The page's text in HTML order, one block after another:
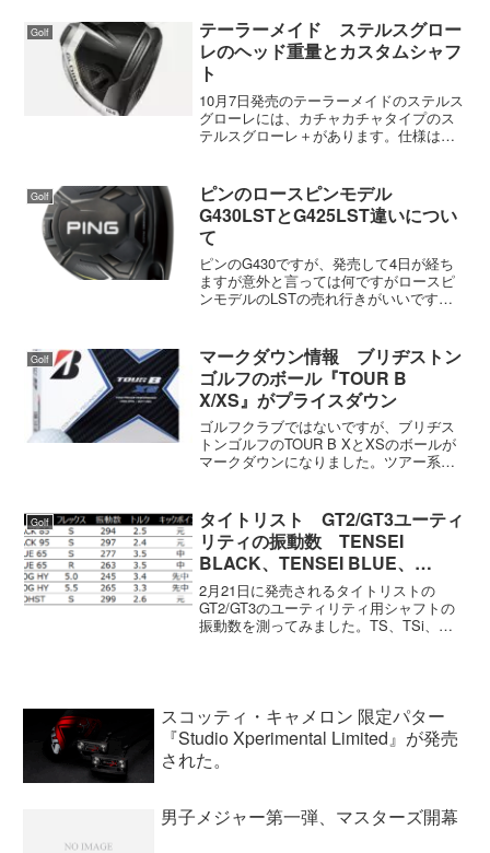
圧倒的に高いです。それでも、女性ゴル
ファーは確実に増えているの...
Golf
テーラーメイド ステルスグロー
レのヘッド重量とカスタムシャフ
ト
10月7日発売のテーラーメイドのステルス
グローレには、カチャカチャタイプのス
テルスグローレ＋があります。仕様はス
ローレ+のカスタムシャフトが45.25イン
チにな...
Golf
ピンのロースピンモデル
G430LSTとG425LST違いについ
て
ピンのG430ですが、発売して4日が経ち
ますが意外と言っては何ですがロースピ
ンモデルのLSTの売れ行きがいいです。
G425LST違いについて大きく違うのは
G43...
Golf
マークダウン情報 ブリヂストン
ゴルフのボール『TOUR B
X/XS』がプライスダウン
ゴルフクラブではないですが、ブリヂス
トンゴルフのTOUR B XとXSのボールが
マークダウンになりました。ツアー系ボ
使用率が高いボールですね。在庫は少な
いので、...
Golf
タイトリスト GT2/GT3ユーティ
リティの振動数 TENSEI
BLACK、TENSEI BLUE、
MODUS HB GOHST、DENALIな
ど
2月21日に発売されるタイトリストの
GT2/GT3のユーティリティ用シャフトの
振動数を測ってみました。TS、TSi、
スコッティ・キャメロン 限定パター
『Studio Xperimental Limited』が発売
された。
男子メジャー第一弾、マスターズ開幕